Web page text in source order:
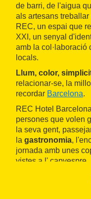
de barri, de l'aigua
als artesans
REC, un espai que
XXI, un senyal
amb la col·laboració
locals.
Llum, color,
relacionar-se, la
recordar Barcelona.
REC Hotel
persones que volen
la seva gent,
la gastronomia,
jornada amb unes
vistes a l' capvespre.